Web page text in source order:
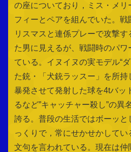
の座についており，ミス・メリ
フィーとペアを組んでいた。戦
リスマスと連係プレーで攻撃
た男に見えるが、戦闘時のパ
ている。イヌイヌの実モデル“
た銃・「犬銃ラッスー」を所
暴発させて発射した球を4tバッ
るなど”キャッチャー殺し”の異
誇る。普段の生活ではボーッと
っくりで，常にせかせかして
文句を言われている。現在は仲